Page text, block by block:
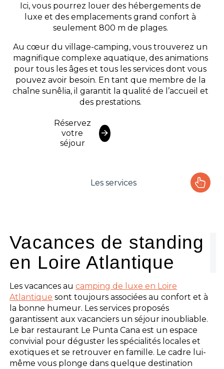
Ici, vous pourrez louer des hébergements de
luxe et des emplacements grand confort à
seulement 800 m de plages.
Au cœur du village-camping, vous trouverez un
magnifique complexe aquatique, des animations
pour tous les âges et tous les services dont vous
pouvez avoir besoin. En tant que membre de la
chaîne sunêlia, il garantit la qualité de l’accueil et
des prestations.
Réservez
votre
séjour
Les services
L'espace Aquatique
Les activités
Les infos pratiques
Vacances de standing
en Loire Atlantique
Les vacances aucamping de luxe en Loire
Atlantique sont toujours associées au confort et à
la bonne humeur. Les services proposés
garantissent aux vacanciers un séjour inoubliable.
Le bar restaurant Le Punta Cana est un espace
convivial pour déguster les spécialités locales et
exotiques et se retrouver en famille. Le cadre lui-
même vous plonge dans quelque destination